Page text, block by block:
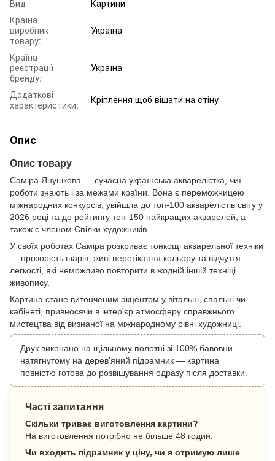
Вид
Картини
Країна-
виробник
товару:
Україна
Країна
реєстрації
бренду:
Україна
Додаткові
характеристики:
Кріплення щоб вішати на стіну
Опис
Опис товару
Саміра Янушкова — сучасна українська акварелістка, чиї
роботи знають і за межами країни. Вона є переможницею
міжнародних конкурсів, увійшла до топ-100 акварелістів світу у
2026 році та до рейтингу топ-150 найкращих акварелей, а
також є членом Спілки художників.
У своїх роботах Саміра розкриває тонкощі акварельної техніки
— прозорість шарів, живі перетікання кольору та відчуття
легкості, які неможливо повторити в жодній іншій техніці
живопису.
Картина стане витонченим акцентом у вітальні, спальні чи
кабінеті, привносячи в інтер'єр атмосферу справжнього
мистецтва від визнаної на міжнародному рівні художниці.
Друк виконано на щільному полотні зі 100% бавовни,
натягнутому на дерев'яний підрамник — картина
повністю готова до розвішування одразу після доставки.
Часті запитання
Скільки триває виготовлення картини?
На виготовлення потрібно не більше 48 годин.
Чи входить підрамник у ціну, чи я отримую лише